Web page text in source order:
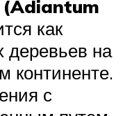
как
деревьев на
континенте.
с